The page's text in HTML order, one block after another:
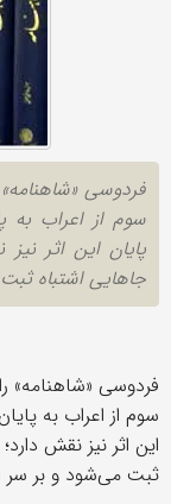
فردوسی
سوم از اعراب به
پایان این اثر
جاهایی اشتباه
فردوسی «شاهنامه»
سوم از اعراب به
این اثر نیز نقش
ثبت می‌شود و بر